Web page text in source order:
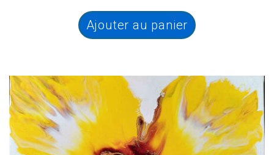
Ajouter au panier